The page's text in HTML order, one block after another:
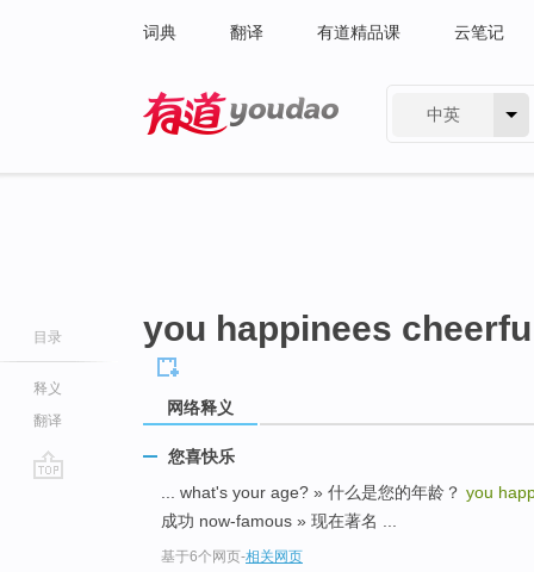
词典 翻译 有道精品课 云笔记
中英
目录
释义
翻译
you happinees
网络释义
您喜快乐
... what's your age? » 什么是您的年龄？ you
成功 now-famous » 现在著名 ...
基于6个网页-相关网页